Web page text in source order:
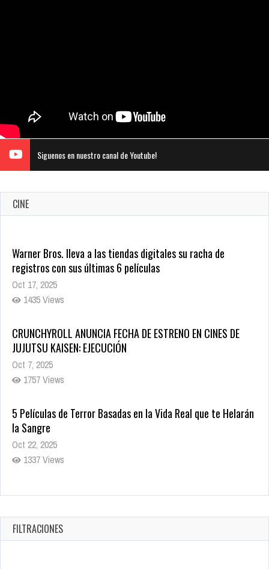
Siguenos en nuestro canal de Youtube!
CINE
Warner Bros. lleva a las tiendas digitales su racha de
registros con sus últimas 6 películas
Oct 17, 2025
1435 Views
CRUNCHYROLL ANUNCIA FECHA DE ESTRENO EN CINES DE
JUJUTSU KAISEN: EJECUCIÓN
Oct 7, 2025
1757 Views
5 Películas de Terror Basadas en la Vida Real que te Helarán
la Sangre
Oct 22, 2025
1337 Views
Revive el terror: El conjuro 4: Últimos ritos ya está disponible
Oct 20, 2025
1379 Views
FILTRACIONES